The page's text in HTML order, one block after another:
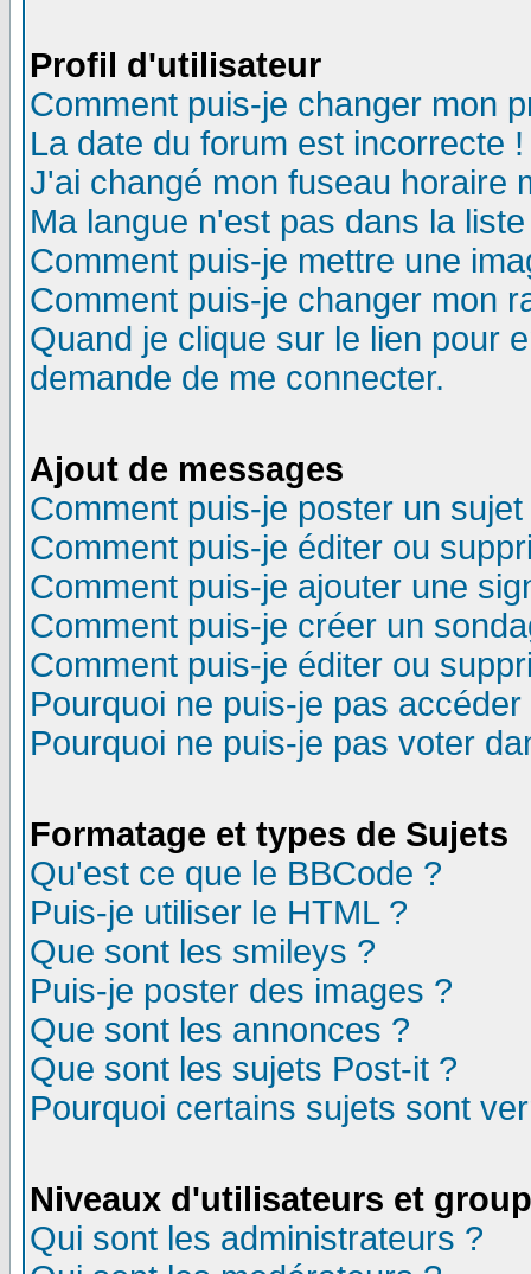
Profil d'utilisateur
Comment puis-je changer mon
La date du forum est incorrecte !
J'ai changé mon fuseau horaire
Ma langue n'est pas dans la
Comment puis-je mettre une
Comment puis-je changer mon
Quand je clique sur le lien pour
demande de me connecter.
Ajout de messages
Comment puis-je poster un
Comment puis-je éditer ou
Comment puis-je ajouter une
Comment puis-je créer un
Comment puis-je éditer ou
Pourquoi ne puis-je pas
Pourquoi ne puis-je pas voter
Formatage et types de Sujets
Qu'est ce que le BBCode ?
Puis-je utiliser le HTML ?
Que sont les smileys ?
Puis-je poster des images ?
Que sont les annonces ?
Que sont les sujets Post-it ?
Pourquoi certains sujets sont
Niveaux d'utilisateurs et
Qui sont les administrateurs ?